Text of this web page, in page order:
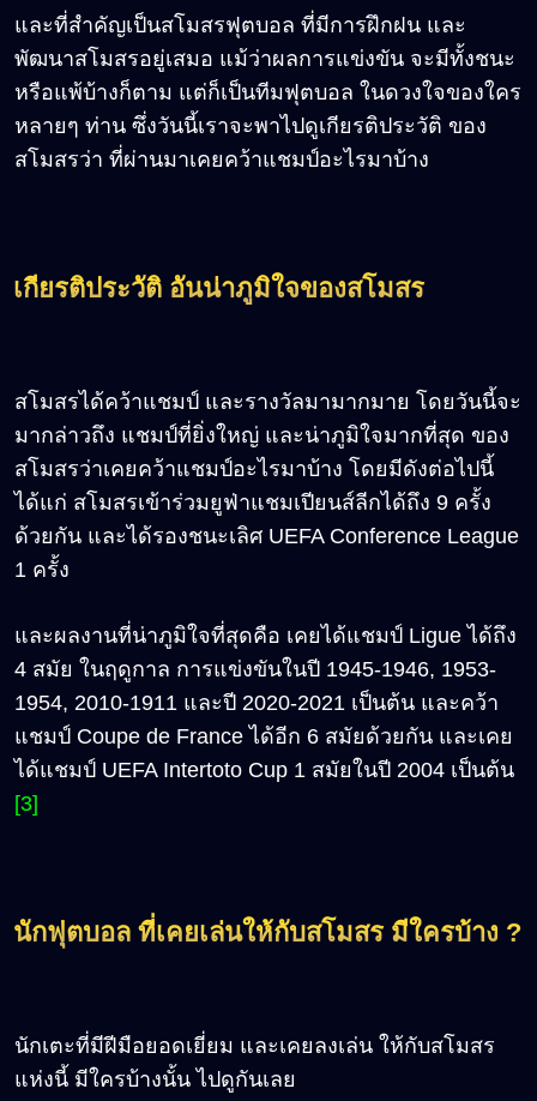
และที่สำคัญเป็นสโมสรฟุตบอล ที่มีการฝึกฝน และ
พัฒนาสโมสรอยู่เสมอ แม้ว่าผลการแข่งขัน จะมีทั้งชนะ
หรือแพ้บ้างก็ตาม แต่ก็เป็นทีมฟุตบอล ในดวงใจของใคร
หลายๆ ท่าน ซึ่งวันนี้เราจะพาไปดูเกียรติประวัติ ของ
สโมสรว่า ที่ผ่านมาเคยคว้าแชมป์อะไรมาบ้าง
เกียรติประวัติ อันน่าภูมิใจของสโมสร
สโมสรได้คว้าแชมป์ และรางวัลมามากมาย โดยวันนี้จะ
มากล่าวถึง แชมป์ที่ยิ่งใหญ่ และน่าภูมิใจมากที่สุด ของ
สโมสรว่าเคยคว้าแชมป์อะไรมาบ้าง โดยมีดังต่อไปนี้
ได้แก่ สโมสรเข้าร่วมยูฟ่าแชมเปียนส์ลีกได้ถึง 9 ครั้ง
ด้วยกัน และได้รองชนะเลิศ UEFA Conference League
1 ครั้ง
และผลงานที่น่าภูมิใจที่สุดคือ เคยได้แชมป์ Ligue ได้ถึง
4 สมัย ในฤดูกาล การแข่งขันในปี 1945-1946, 1953-
1954, 2010-1911 และปี 2020-2021 เป็นต้น และคว้า
แชมป์ Coupe de France ได้อีก 6 สมัยด้วยกัน และเคย
ได้แชมป์ UEFA Intertoto Cup 1 สมัยในปี 2004 เป็นต้น
[3]
นักฟุตบอล ที่เคยเล่นให้กับสโมสร มีใครบ้าง ?
นักเตะที่มีฝีมือยอดเยี่ยม และเคยลงเล่น ให้กับสโมสร
แห่งนี้ มีใครบ้างนั้น ไปดูกันเลย